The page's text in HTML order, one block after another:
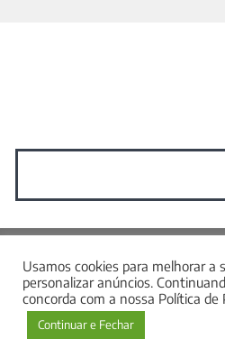
©Willtek. Todos os
Produzido por
Usamos cookies para melhorar a
personalizar anúncios.
concorda com a nossa Política de
Continuar e Fechar